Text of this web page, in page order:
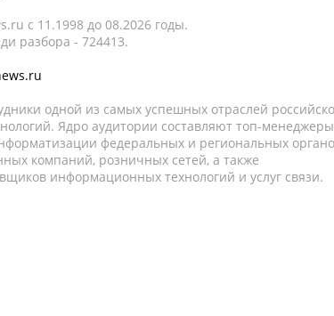
c 11.1998 до 08.2026 годы.
разбора - 724413.
одной из самых успешных отраслей
Ядро аудитории составляют топ-
федеральных и региональных
компаний, розничных сетей, а также
информационных технологий и услуг связи.